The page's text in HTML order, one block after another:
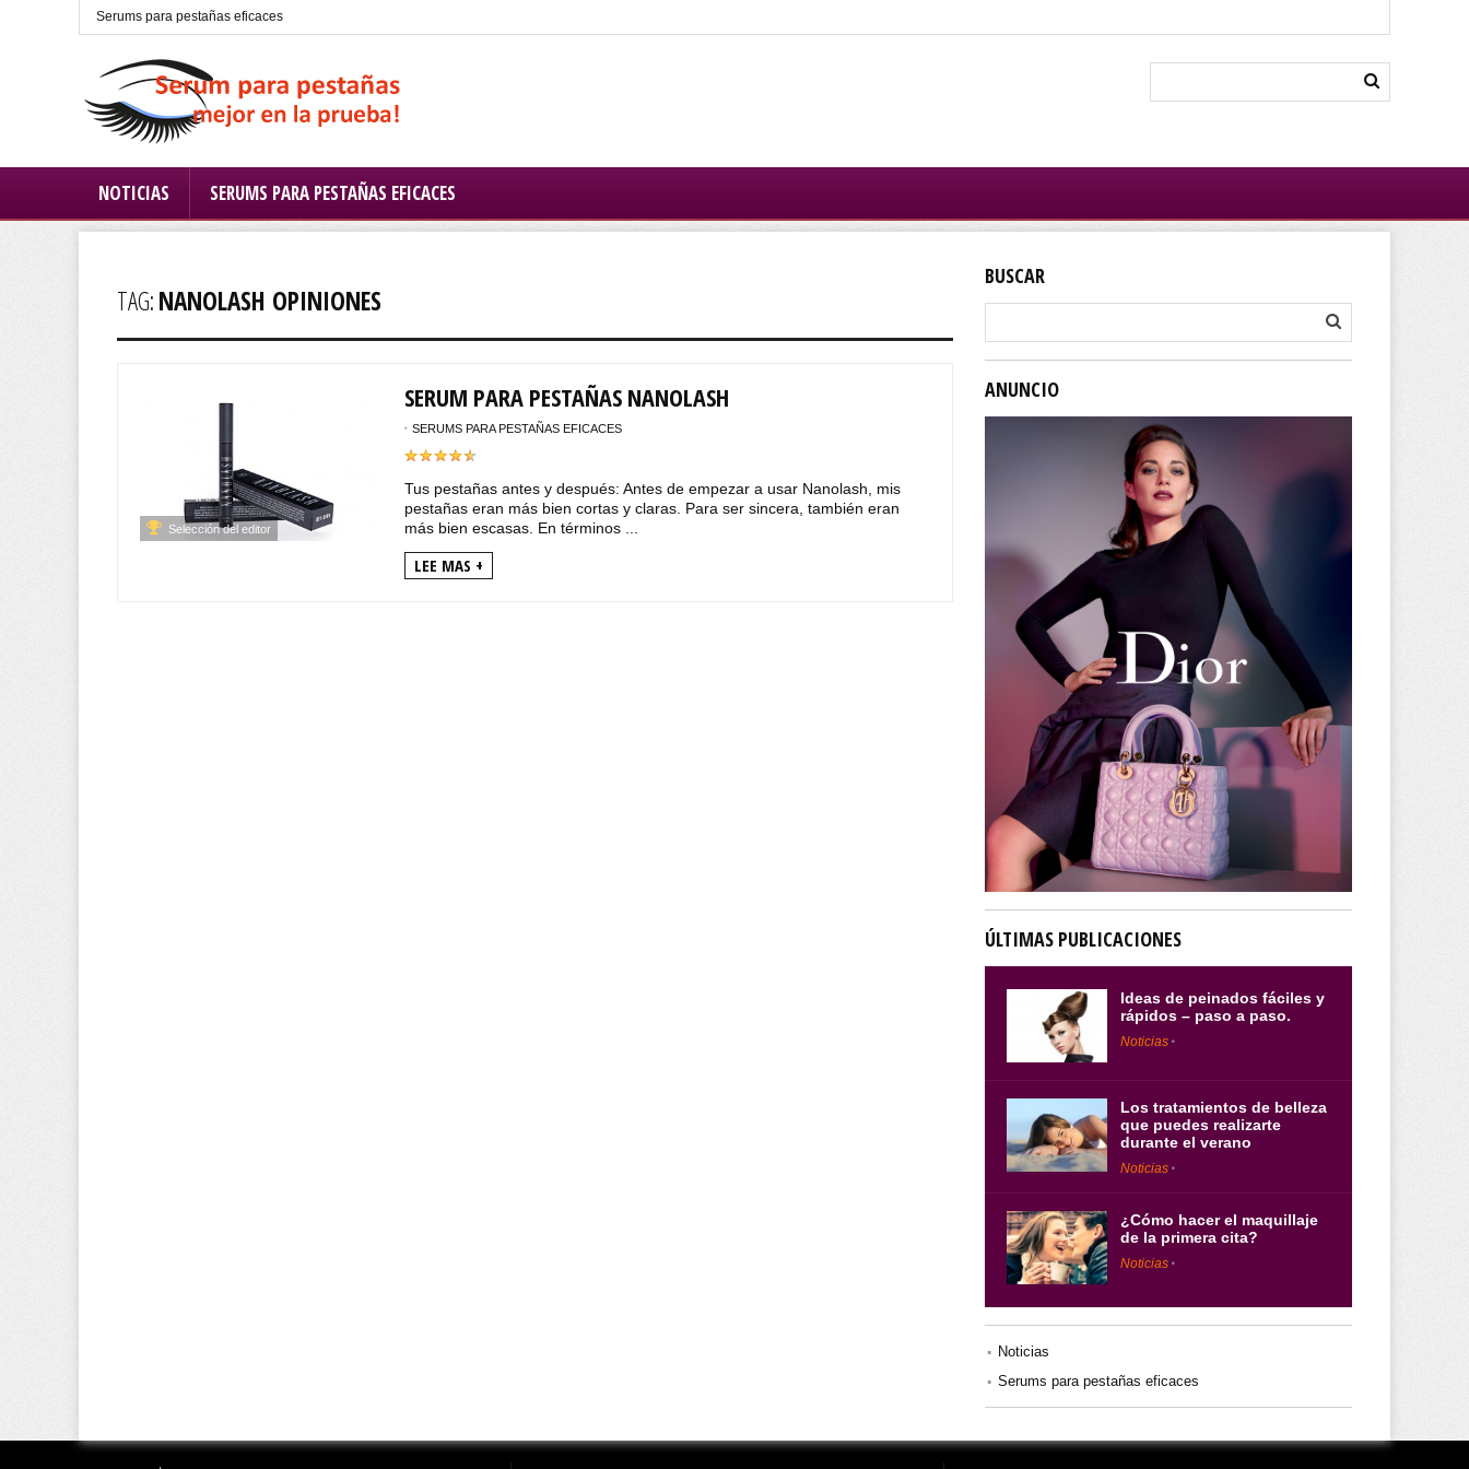
Serums para pestañas eficaces
NOTICIAS SERUMS PARA PESTAÑAS EFICACES
TAG:NANOLASH OPINIONES
Selección del editor
SERUM PARA PESTAÑAS NANOLASH
SERUMS PARA PESTAÑAS EFICACES
Tus pestañas antes y después: Antes de empezar a usar Nanolash, mis
pestañas eran más bien cortas y claras. Para ser sincera, también eran
más bien escasas. En términos ...
LEE MAS +
BUSCAR
ANUNCIO
ÚLTIMAS PUBLICACIONES
Ideas de peinados fáciles y
rápidos – paso a paso.
Noticias
Los tratamientos de belleza
que puedes realizarte
durante el verano
Noticias
¿Cómo hacer el maquillaje
de la primera cita?
Noticias
Noticias
Serums para pestañas eficaces